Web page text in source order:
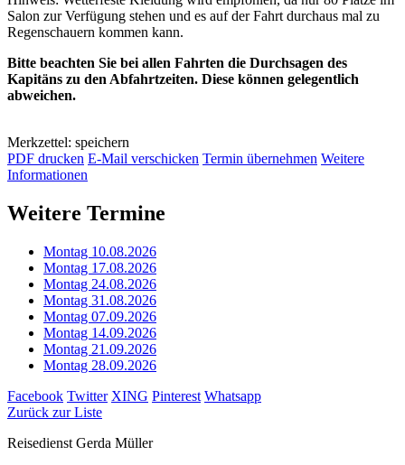
Salon zur Verfügung stehen und es auf der Fahrt durchaus mal zu
Regenschauern kommen kann.
Bitte beachten Sie bei allen Fahrten die Durchsagen des
Kapitäns zu den Abfahrtzeiten. Diese können gelegentlich
abweichen.
Merkzettel: speichern
PDF drucken E-Mail verschicken Termin übernehmen Weitere
Informationen
Weitere Termine
Montag 10.08.2026
Montag 17.08.2026
Montag 24.08.2026
Montag 31.08.2026
Montag 07.09.2026
Montag 14.09.2026
Montag 21.09.2026
Montag 28.09.2026
Facebook Twitter XING Pinterest Whatsapp
Zurück zur Liste
Reisedienst Gerda Müller